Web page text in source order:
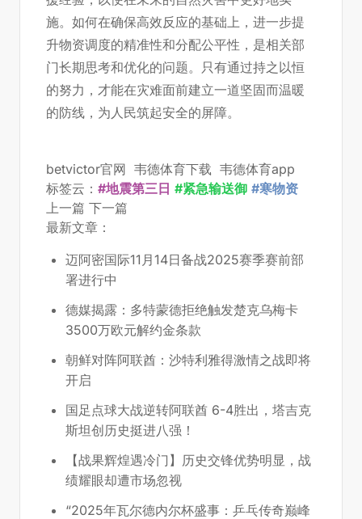
施。如何在确保高效反应的基础上，进一步提
升物资调度的精准性和分配公平性，是相关部
门长期思考和优化的问题。只有通过持之以恒
的努力，才能在灾难面前建立一道坚固而温暖
的防线，为人民筑起安全的屏障。
betvictor官网 韦德体育下载 韦德体育app
标签云： #地震第三日 #紧急输送御 #寒物资
上一篇 下一篇
最新文章：
迈阿密国际11月14日备战2025赛季赛前部
署进行中
德媒揭露：多特蒙德拒绝触发楚克乌梅卡
3500万欧元解约金条款
朝鲜对阵阿联酋：沙特利雅得激情之战即将
开启
国足点球大战逆转阿联酋 6-4胜出，塔吉克
斯坦创历史挺进八强！
【战果辉煌遇冷门】历史交锋优势明显，战
绩耀眼却遭市场忽视
“2025年瓦尔德内尔杯盛事：乒乓传奇巅峰